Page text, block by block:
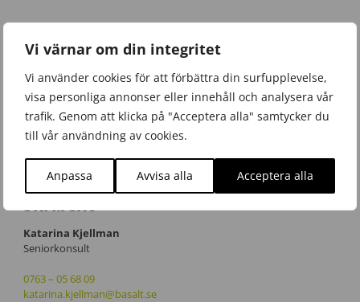
Vi värnar om din integritet
Vi använder cookies för att förbättra din surfupplevelse,
visa personliga annonser eller innehåll och analysera vår
trafik. Genom att klicka på "Acceptera alla" samtycker du
till vår användning av cookies.
Anpassa Avvisa alla Acceptera alla
Skribent
Katarina Kjellman
Seniorkonsult
0763 – 05 68 09
katarina.kjellman@basalt.se